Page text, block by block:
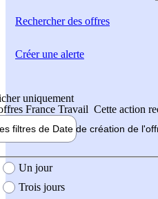
Rechercherdes offres
uniquement
France Travail Cette action
filtres de Date de création de
création de l'offre
Un jour
Trois jours
Créer une alerte